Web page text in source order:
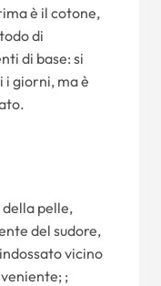
è il cotone,
di
di base: si
i giorni, ma è
pelle,
del sudore,
vicino
;